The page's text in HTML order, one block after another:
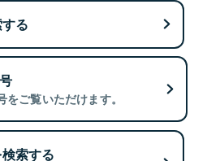
る
ご覧いただけます。
索する